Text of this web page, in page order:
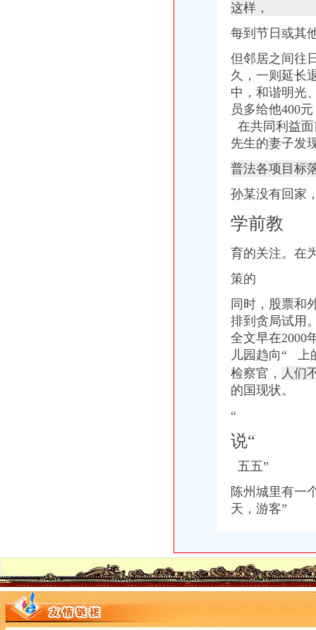
这样，
每到节日或其
但邻居之间往
久，一则延长
中，和谐明光
员多给他400
在共同利益
先生的妻子发
普法各项目标
孙某没有回家
学前教
育的关注。在
策的
同时，股票和
排到贪局试用
全文早在2000
儿园趋向“ 上
检察官， 人们
的国现状。
“
说“
五五”
陈州城里有一
天，游客”